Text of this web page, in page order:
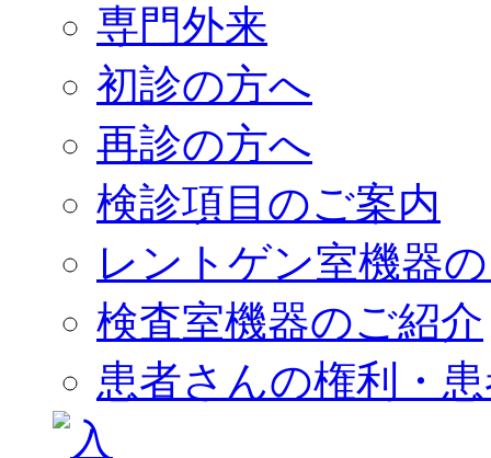
専門外来
初診の方へ
再診の方へ
検診項目のご案内
レントゲン室機器
検査室機器のご紹介
患者さんの権利・